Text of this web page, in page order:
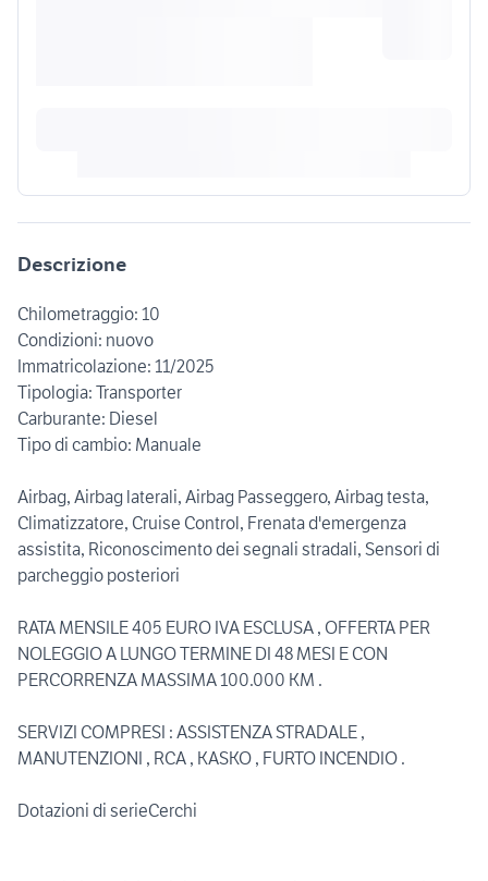
Descrizione
Chilometraggio: 10
Condizioni: nuovo
Immatricolazione: 11/2025
Tipologia: Transporter
Carburante: Diesel
Tipo di cambio: Manuale
Airbag, Airbag laterali, Airbag Passeggero, Airbag testa,
Climatizzatore, Cruise Control, Frenata d'emergenza
assistita, Riconoscimento dei segnali stradali, Sensori di
parcheggio posteriori
RATA MENSILE 405 EURO IVA ESCLUSA , OFFERTA PER
NOLEGGIO A LUNGO TERMINE DI 48 MESI E CON
PERCORRENZA MASSIMA 100.000 KM .
SERVIZI COMPRESI : ASSISTENZA STRADALE ,
MANUTENZIONI , RCA , KASKO , FURTO INCENDIO .
Dotazioni di serieCerchi